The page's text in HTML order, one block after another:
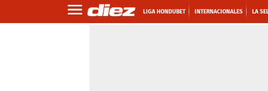
LIGA HONDUBET INTERNACIONALES LA